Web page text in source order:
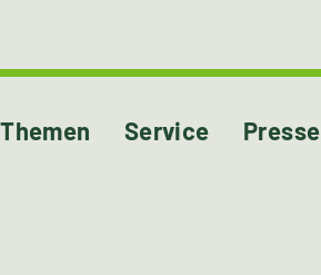
Themen Service Presse